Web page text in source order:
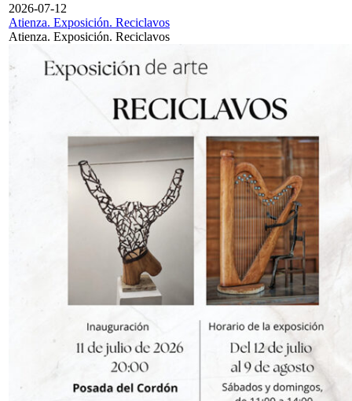
2026-07-12
Atienza. Exposición. Reciclavos
Atienza. Exposición. Reciclavos